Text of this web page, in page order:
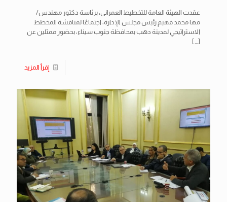
عقدت الهيئة العامة للتخطيط العمراني، برئاسة دكتور مهندس/
مها محمد فهيم رئيس مجلس الإدارة، اجتماعًا لمناقشة المخطط
الاستراتيجي لمدينة دهب بمحافظة جنوب سيناء، بحضور ممثلين عن
[…]
إقرأ المزيد